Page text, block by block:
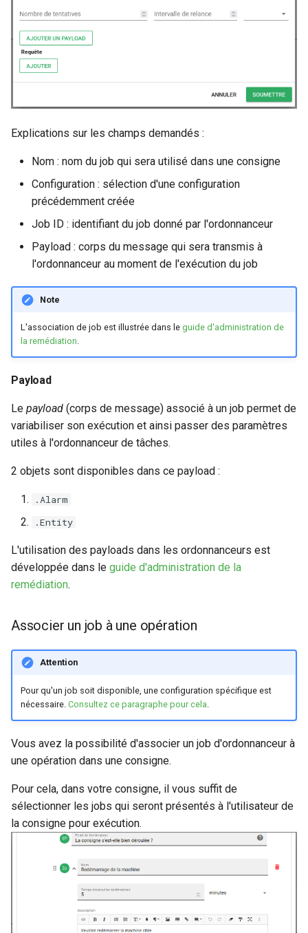
Explications sur les champs demandés :
Nom : nom du job qui sera utilisé dans une consigne
Configuration : sélection d'une configuration
précédemment créée
Job ID : identifiant du job donné par l'ordonnanceur
Payload : corps du message qui sera transmis à
l'ordonnanceur au moment de l'exécution du job
Note
L'association de job est illustrée dans le guide d'administration de
la remédiation.
Payload
Le payload (corps de message) associé à un job permet de
variabiliser son exécution et ainsi passer des paramètres
utiles à l'ordonnanceur de tâches.
2 objets sont disponibles dans ce payload :
.Alarm
.Entity
L'utilisation des payloads dans les ordonnanceurs est
développée dans le guide d'administration de la
remédiation.
Associer un job à une opération
Attention
Pour qu'un job soit disponible, une configuration spécifique est
nécessaire. Consultez ce paragraphe pour cela.
Vous avez la possibilité d'associer un job d'ordonnanceur à
une opération dans une consigne.
Pour cela, dans votre consigne, il vous suffit de
sélectionner les jobs qui seront présentés à l'utilisateur de
la consigne pour exécution.